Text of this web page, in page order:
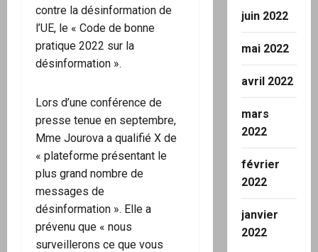
contre la désinformation de
l’UE, le « Code de bonne
pratique 2022 sur la
désinformation ».
Lors d’une conférence de
presse tenue en septembre,
Mme Jourova a qualifié X de
« plateforme présentant le
plus grand nombre de
messages de
désinformation ». Elle a
prévenu que « nous
surveillerons ce que vous
juin 2022
mai 2022
avril 2022
mars
2022
février
2022
janvier
2022